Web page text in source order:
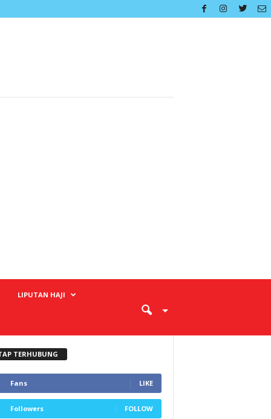
LIPUTAN HAJI
TERHUBUNG
Fans LIKE
Followers FOLLOW